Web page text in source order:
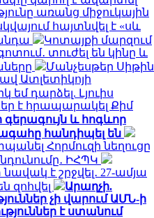
առանց միջուկային
հայտնվել է «սև
Կոտայքի մարզում
տուժել են կինը և
Մանչեսթեր Սիթին
Ատլետիկոյի
եմ դարձել. Լյուիս
է հրապարակել Քիմ
գերագույն և հոգևոր
հանդիպել են
Հորմուզի նեղուցը
ԻՀՊԿ
է շրջվել․ 27-ամյա
զոհվել
Արաղչի.
չի վարում ԱՄՆ-ի
է ստանում